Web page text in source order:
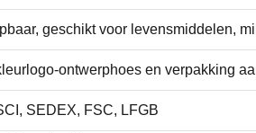
geschikt voor levensmiddelen,
ontwerphoes en verpakking
SEDEX, FSC, LFGB